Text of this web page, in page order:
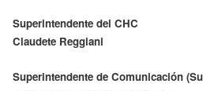
Superintendente del CHC
Claudete Reggiani
Superintendente de Comunicación